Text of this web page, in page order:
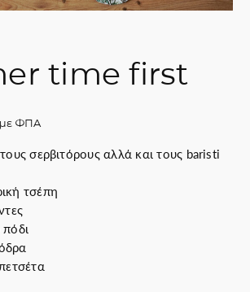
time first
με ΦΠΑ
σερβιτόρους αλλά και τους baristi
τσέπη